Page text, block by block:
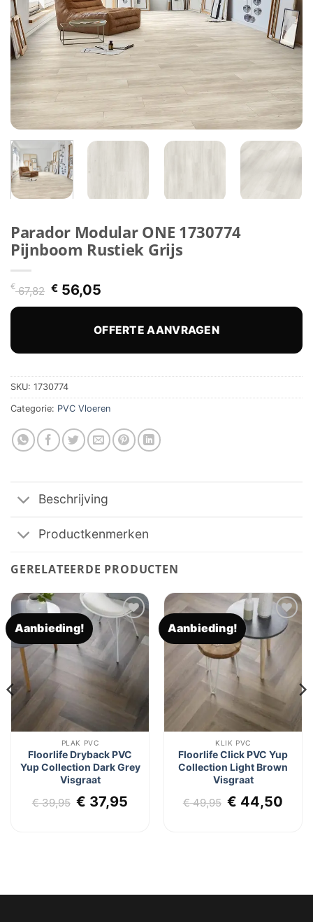
Parador Modular ONE 1730774
Pijnboom Rustiek Grijs
€67,82 Oorspronkelijke
prijs
€ 67,82.
€56,05Huidige
prijs
€ 56,05.
OFFERTE AANVRAGEN
SKU: 1730774
Categorie: PVC Vloeren
Beschrijving
Productkenmerken
GERELATEERDE PRODUCTEN
Aanbieding!
Toevoegen
verlanglijst
PLAK PVC
Floorlife Dryback PVC
Yup Collection Dark Grey
Visgraat
€39,95 Oorspronkelijke
prijs
€ 37,95
Aanbieding!
Toevoegen
aan
verlanglijst
KLIK PVC
Floorlife Click PVC Yup
Collection Light Brown
Visgraat
€49,95 € 44,50